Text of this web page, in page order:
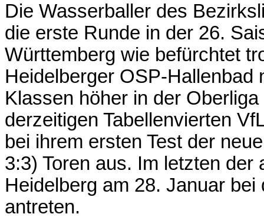
Die Wasserballer des
die erste Runde in der 26.
Württemberg wie befürchtet
Heidelberger OSP-Hallenbad
Klassen höher in der
derzeitigen Tabellenvierten
bei ihrem ersten Test der
3:3) Toren aus. Im letzten
Heidelberg am 28. Januar
antreten.